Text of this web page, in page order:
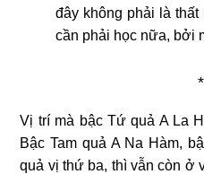
đây không phải là
cần phải học nữa, bởi
*
Vị trí mà bậc Tứ quả A La
Bậc Tam quả A Na Hàm,
quả vị thứ ba, thì vẫn còn ở